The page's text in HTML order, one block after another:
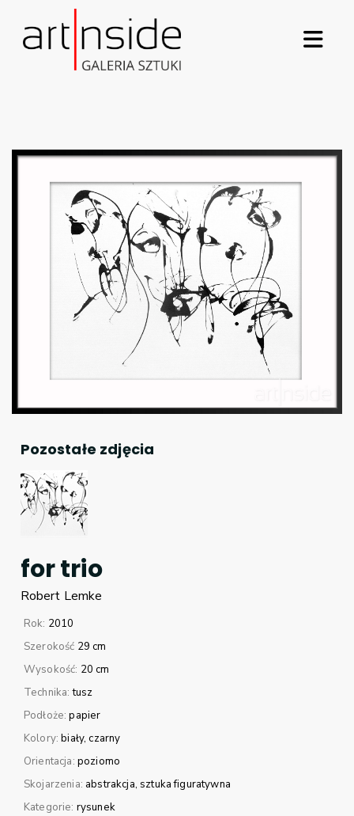
Pozostałe zdjęcia
for trio
Robert Lemke
Rok: 2010
Szerokość 29 cm
Wysokość: 20 cm
Technika:tusz
Podłoże:papier
Kolory:biały czarny
Orientacja: poziomo
Skojarzenia: abstrakcja sztuka figuratywna
Kategorie: rysunek